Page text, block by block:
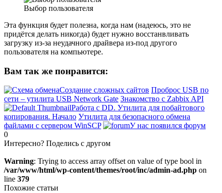
Выбор пользователя
Эта функция будет полезна, когда нам (надеюсь, это не
придётся делать никогда) будет нужно восстанвливать
загрузку из-за неудачного драйвера из-под другого
пользователя на компьютере.
Вам так же понравится:
Создание сложных сайтов Проброс USB по
сети – утилита USB Network Gate Знакомство с Zabbix API
Работа с DD. Утилита для побайтового
копирования. Начало Утилита для безопасного обмена
файлами с сервером WinSCP
У нас появился форум
0
Интересно? Поделись с другом
Warning: Trying to access array offset on value of type bool in
/var/www/html/wp-content/themes/root/inc/admin-ad.php on
line 379
Похожие статьи